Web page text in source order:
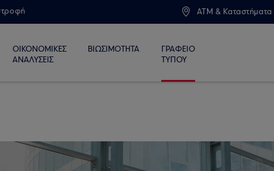
ATM & Καταστήματα
ΟΙΚΟΝΟΜΙΚΕΣ
ΑΝΑΛΥΣΕΙΣ
ΒΙΩΣΙΜΟΤΗΤΑ
ΓΡΑΦΕΙΟ
ΤΥΠΟΥ